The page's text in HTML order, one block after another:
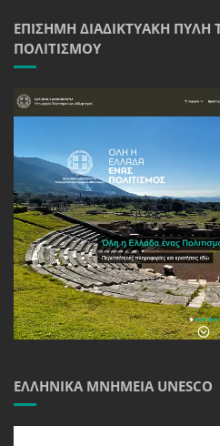
ΕΠΊΣΗΜΗ ΔΙΑΔΙΚΤΥΑΚΉ ΠΎΛΗ
ΠΟΛΙΤΙΣΜΟΎ
ΕΛΛΗΝΙΚΆ ΜΝΗΜΕΊΑ UNESCO